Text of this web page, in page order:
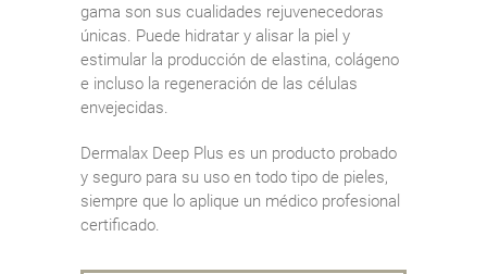
gama son sus cualidades rejuvenecedoras
únicas. Puede hidratar y alisar la piel y
estimular la producción de elastina, colágeno
e incluso la regeneración de las células
envejecidas.
Dermalax Deep Plus es un producto probado
y seguro para su uso en todo tipo de pieles,
siempre que lo aplique un médico profesional
certificado.